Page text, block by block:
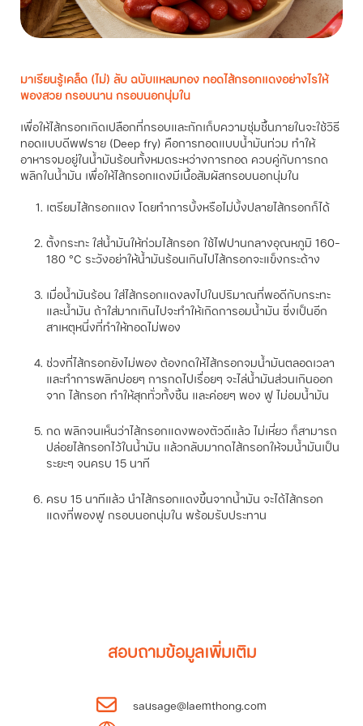
มาเรียนรู้เคล็ด (ไม่) ลับ ฉบับแหลมทอง ทอดไส้กรอกแดงอย่างไรให้
พองสวย กรอบนาน กรอบนอกนุ่มใน
เพื่อให้ไส้กรอกเกิดเปลือกที่กรอบและกักเก็บความชุ่มชื้นภายในจะใช้วิธี
ทอดแบบดีพฟราย (Deep fry) คือการทอดแบบน้ำมันท่วม ทำให้
อาหารจมอยู่ในน้ำมันร้อนทั้งหมดระหว่างการทอด ควบคู่กับการกด
พลิกในน้ำมัน เพื่อให้ไส้กรอกแดงมีเนื้อสัมผัสกรอบนอกนุ่มใน
เตรียมไส้กรอกแดง โดยทำการบั้งหรือไม่บั้งปลายไส้กรอกก็ได้
ตั้งกระทะ ใส่น้ำมันให้ท่วมไส้กรอก ใช้ไฟปานกลางอุณหภูมิ 160-
180 °C ระวังอย่าให้น้ำมันร้อนเกินไปไส้กรอกจะแข็งกระด้าง
เมื่อน้ำมันร้อน ใส่ไส้กรอกแดงลงไปในปริมาณที่พอดีกับกระทะ
และน้ำมัน ถ้าใส่มากเกินไปจะทำให้เกิดการอมน้ำมัน ซึ่งเป็นอีก
สาเหตุหนึ่งที่ทำให้ทอดไม่พอง
ช่วงที่ไส้กรอกยังไม่พอง ต้องกดให้ไส้กรอกจมน้ำมันตลอดเวลา
และทำการพลิกบ่อยๆ การกดไปเรื่อยๆ จะไล่น้ำมันส่วนเกินออก
จาก ไส้กรอก ทำให้สุกทั่วทั้งชิ้น และค่อยๆ พอง ฟู ไม่อมน้ำมัน
กด พลิกจนเห็นว่าไส้กรอกแดงพองตัวดีแล้ว ไม่เหี่ยว ก็สามารถ
ปล่อยไส้กรอกไว้ในน้ำมัน แล้วกลับมากดไส้กรอกให้จมน้ำมันเป็น
ระยะๆ จนครบ 15 นาที
ครบ 15 นาทีแล้ว นำไส้กรอกแดงขึ้นจากน้ำมัน จะได้ไส้กรอก
แดงที่พองฟู กรอบนอกนุ่มใน พร้อมรับประทาน
สอบถามข้อมูลเพิ่มเติม
sausage@laemthong.com